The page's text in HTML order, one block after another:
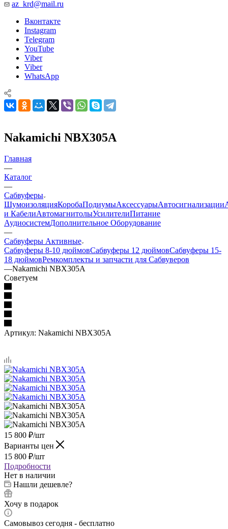
az_krd@mail.ru
Вконтакте
Instagram
Telegram
YouTube
Viber
Viber
WhatsApp
Nakamichi NBX305A
Главная
—
Каталог
—
Сабвуферы
ШумоизоляцияКоробаПодиумыАксессуарыАвтосигнализации
и КабелиАвтомагнитолыУсилителиПитание
АудиосистемДополнительное Оборудование
—
Сабвуферы Активные
Сабвуферы 8-10 дюймовСабвуферы 12 дюймовСабвуферы 15-
18 дюймовРемкомплекты и запчасти для Сабвуверов
—Nakamichi NBX305A
Советуем
Артикул: Nakamichi NBX305A
15 800 ₽/шт
Варианты цен
15 800 ₽/шт
Подробности
Нет в наличии
Нашли дешевле?
Хочу в подарок
Самовывоз сегодня - бесплатно